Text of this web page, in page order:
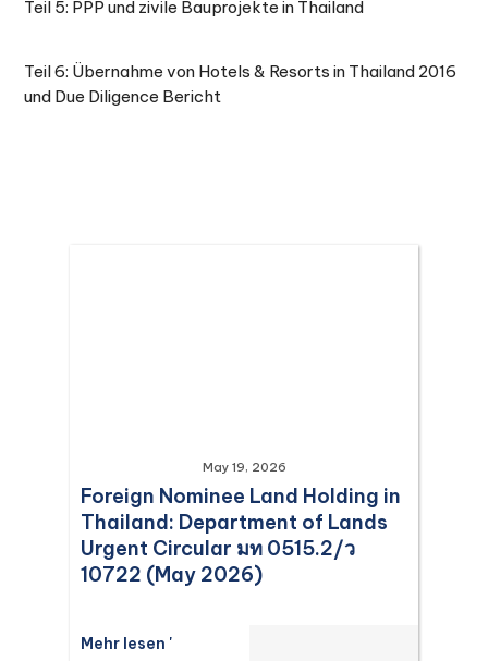
Teil 5: PPP und zivile Bauprojekte in Thailand
Teil 6: Übernahme von Hotels & Resorts in Thailand 2016
und Due Diligence Bericht
May 19, 2026
Foreign Nominee Land Holding in
Thailand: Department of Lands
Urgent Circular มท 0515.2/ว
10722 (May 2026)
Mehr lesen '